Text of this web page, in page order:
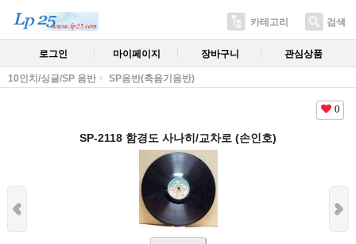
카테고리 검색
로그인 마이페이지 장바구니 관심상품
10인치/싱글/SP 음반 SP음반(축음기음반)
0
SP-2118 함경도 사나히/교차로 (손인호)